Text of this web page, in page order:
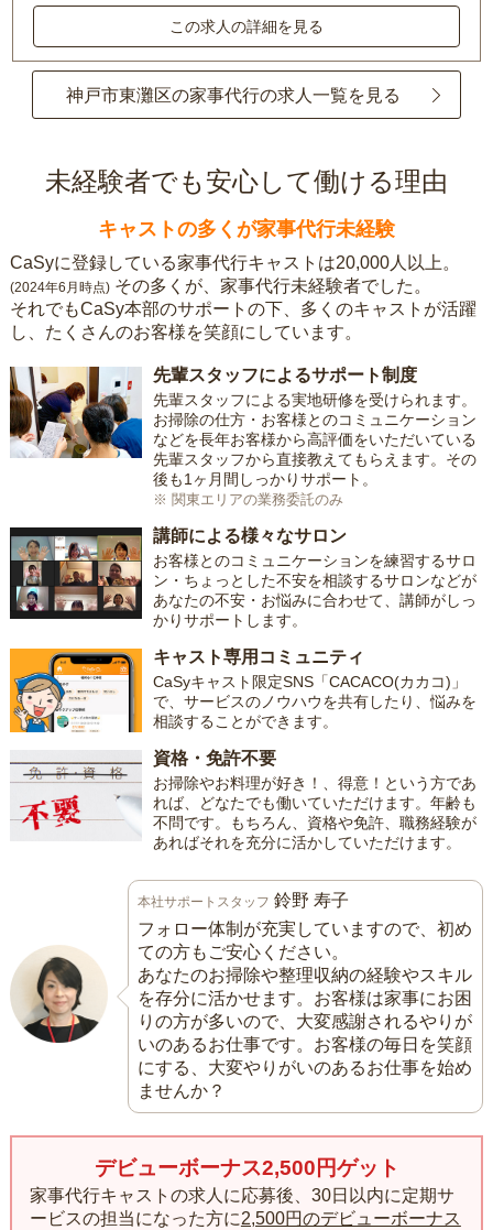
この求人の詳細を見る
神戸市東灘区の家事代行の求人一覧を見る
未経験者でも安心して働ける理由
キャストの多くが家事代行未経験
CaSyに登録している家事代行キャストは20,000人以上。
(2024年6月時点) その多くが、家事代行未経験者でした。
それでもCaSy本部のサポートの下、多くのキャストが活躍
し、たくさんのお客様を笑顔にしています。
先輩スタッフによるサポート制度
先輩スタッフによる実地研修を受けられます。
お掃除の仕方・お客様とのコミュニケーション
などを長年お客様から高評価をいただいている
先輩スタッフから直接教えてもらえます。その
後も1ヶ月間しっかりサポート。
※ 関東エリアの業務委託のみ
講師による様々なサロン
お客様とのコミュニケーションを練習するサロ
ン・ちょっとした不安を相談するサロンなどが
あなたの不安・お悩みに合わせて、講師がしっ
かりサポートします。
キャスト専用コミュニティ
CaSyキャスト限定SNS「CACACO(カカコ)」
で、サービスのノウハウを共有したり、悩みを
相談することができます。
資格・免許不要
お掃除やお料理が好き！、得意！という方であ
れば、どなたでも働いていただけます。年齢も
不問です。もちろん、資格や免許、職務経験が
あればそれを充分に活かしていただけます。
本社サポートスタッフ 鈴野 寿子
フォロー体制が充実していますので、初め
ての方もご安心ください。
あなたのお掃除や整理収納の経験やスキル
を存分に活かせます。お客様は家事にお困
りの方が多いので、大変感謝されるやりが
いのあるお仕事です。お客様の毎日を笑顔
にする、大変やりがいのあるお仕事を始め
ませんか？
デビューボーナス2,500円ゲット
家事代行キャストの求人に応募後、30日以内に定期サ
ービスの担当になった方に2,500円のデビューボーナス